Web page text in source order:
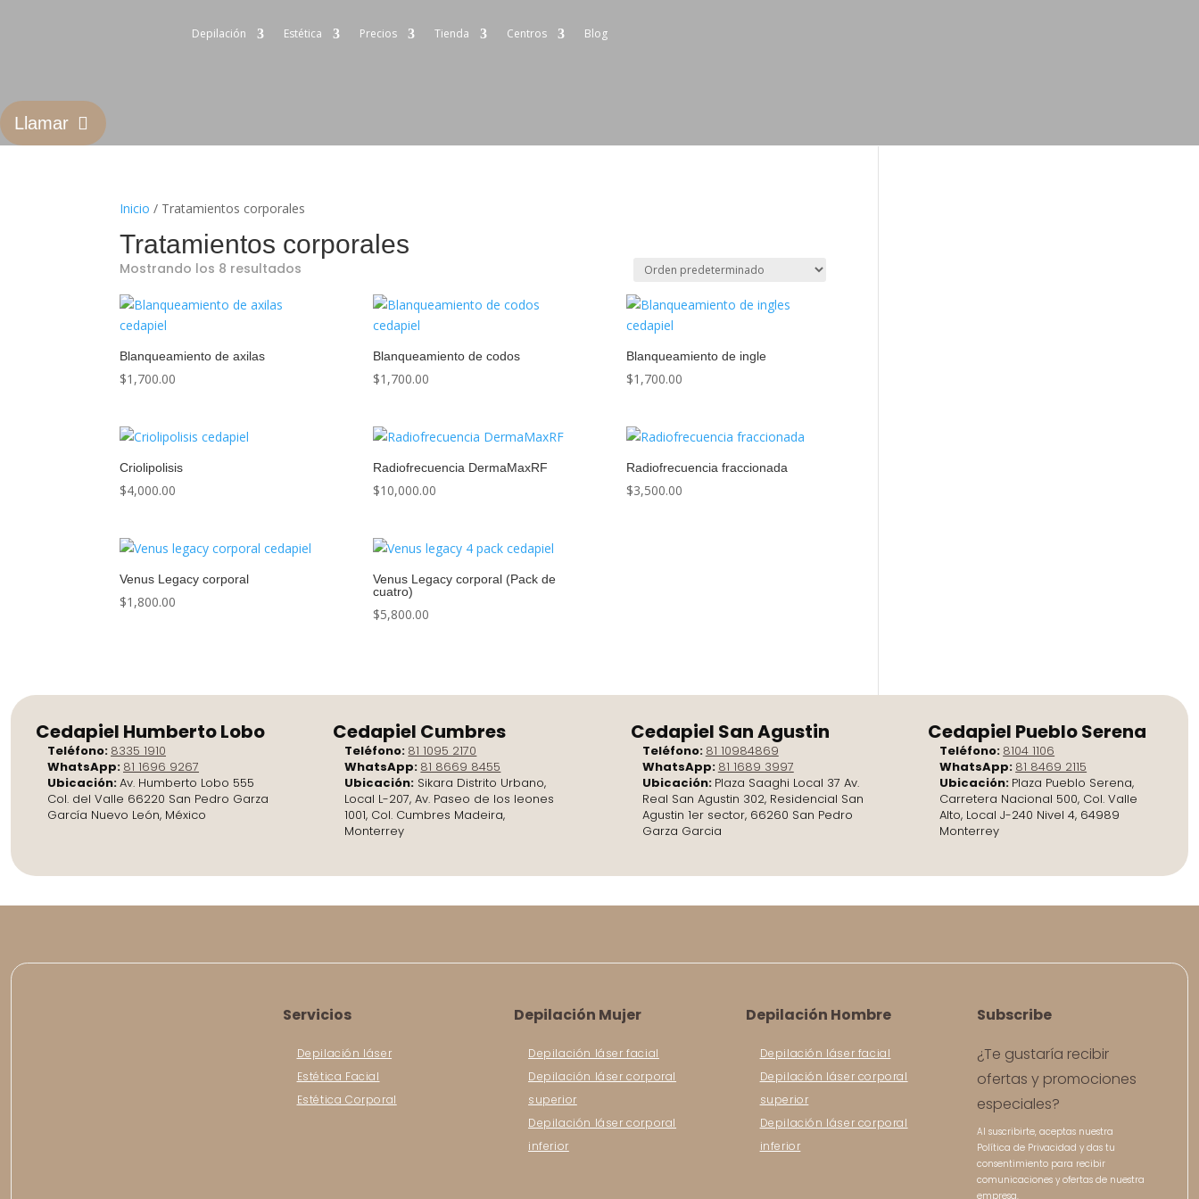
Depilación Estética Precios Tienda Centros Blog
Llamar
Inicio / Tratamientos corporales
Tratamientos corporales
Mostrando los 8 resultados
Blanqueamiento de axilas
$1,700.00
Blanqueamiento de codos
$1,700.00
Blanqueamiento de ingle
$1,700.00
Criolipolisis
$4,000.00
Radiofrecuencia DermaMaxRF
$10,000.00
Radiofrecuencia fraccionada
$3,500.00
Venus Legacy corporal
$1,800.00
Venus Legacy corporal (Pack de
cuatro)
$5,800.00
Cedapiel Humberto Lobo
Teléfono: 8335 1910
WhatsApp: 81 1696 9267
Ubicación:Av. Humberto Lobo 555
Col. del Valle 66220 San Pedro Garza
García Nuevo León, México
Cedapiel Cumbres
Teléfono: 81 1095 2170
WhatsApp: 81 8669 8455
Ubicación: Sikara Distrito Urbano,
Local L-207, Av. Paseo de los leones
1001, Col. Cumbres Madeira,
Monterrey
Cedapiel San Agustin
Teléfono: 81 10984869
WhatsApp: 81 1689 3997
Ubicación: Plaza Saaghi Local 37 Av.
Real San Agustin 302, Residencial San
Agustin 1er sector, 66260 San Pedro
Garza Garcia
Cedapiel Pueblo Serena
Teléfono: 8104 1106
WhatsApp: 81 8469 2115
Ubicación: Plaza Pueblo Serena,
Carretera Nacional 500, Col. Valle
Alto, Local J-240 Nivel 4, 64989
Monterrey
Servicios
Depilación láser
Estética Facial
Estética Corporal
Depilación Mujer
Depilación láser facial
Depilación láser corporal
superior
Depilación láser corporal
inferior
Depilación Hombre
Depilación láser facial
Depilación láser corporal
superior
Depilación láser corporal
inferior
Subscribe
¿Te gustaría recibir
ofertas y promociones
especiales?
Al suscribirte, aceptas nuestra
Política de Privacidad y das tu
consentimiento para recibir
comunicaciones y ofertas de nuestra
empresa.